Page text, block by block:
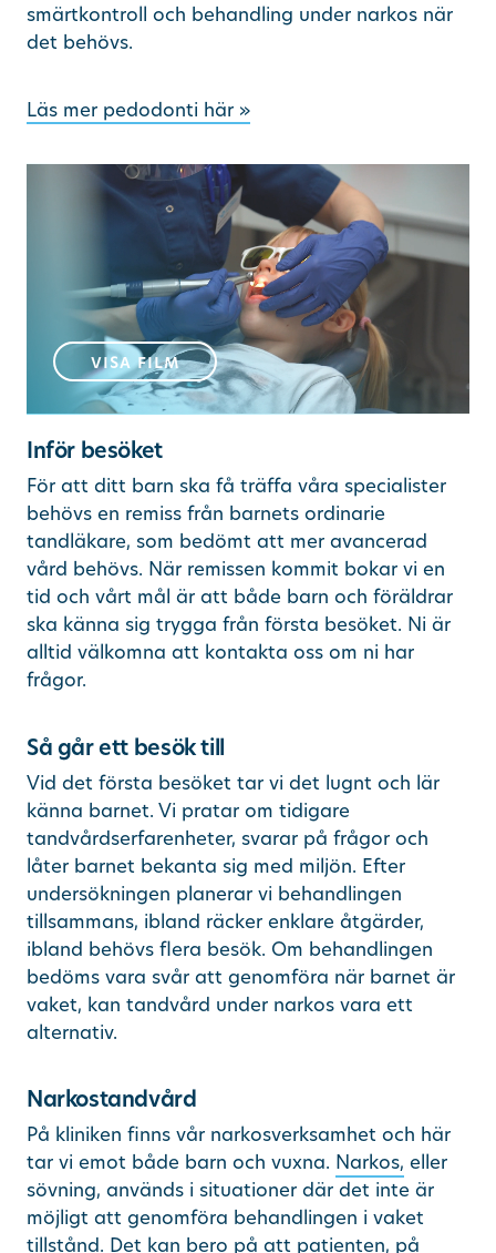
smärtkontroll och behandling under narkos när
det behövs.
Läs mer pedodonti här »
visa film
Inför besöket
För att ditt barn ska få träffa våra specialister
behövs en remiss från barnets ordinarie
tandläkare, som bedömt att mer avancerad
vård behövs. När remissen kommit bokar vi en
tid och vårt mål är att både barn och föräldrar
ska känna sig trygga från första besöket. Ni är
alltid välkomna att kontakta oss om ni har
frågor.
Så går ett besök till
Vid det första besöket tar vi det lugnt och lär
känna barnet. Vi pratar om tidigare
tandvårdserfarenheter, svarar på frågor och
låter barnet bekanta sig med miljön. Efter
undersökningen planerar vi behandlingen
tillsammans, ibland räcker enklare åtgärder,
ibland behövs flera besök. Om behandlingen
bedöms vara svår att genomföra när barnet är
vaket, kan tandvård under narkos vara ett
alternativ.
Narkostandvård
På kliniken finns vår narkosverksamhet och här
tar vi emot både barn och vuxna. Narkos, eller
sövning, används i situationer där det inte är
möjligt att genomföra behandlingen i vaket
tillstånd. Det kan bero på att patienten, på